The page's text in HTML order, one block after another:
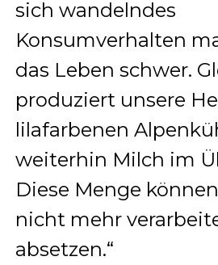
sich wandelndes
Konsumverhalten
das Leben schwer.
produziert unsere
lilafarbenen
weiterhin Milch im
Diese Menge
nicht mehr
absetzen.“